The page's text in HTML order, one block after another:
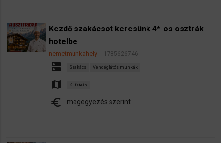
Kezdő szakácsot keresünk 4*-os osztrák
hotelbe
nemetmunkahely 1785626746
dns Szakács Vendéglátós munkák
map Kufstein
euro megegyezés szerint